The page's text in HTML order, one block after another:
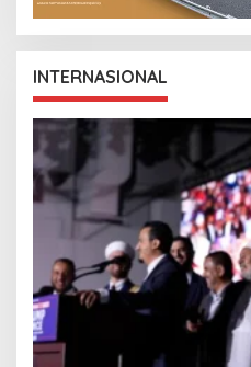
INTERNASIONAL